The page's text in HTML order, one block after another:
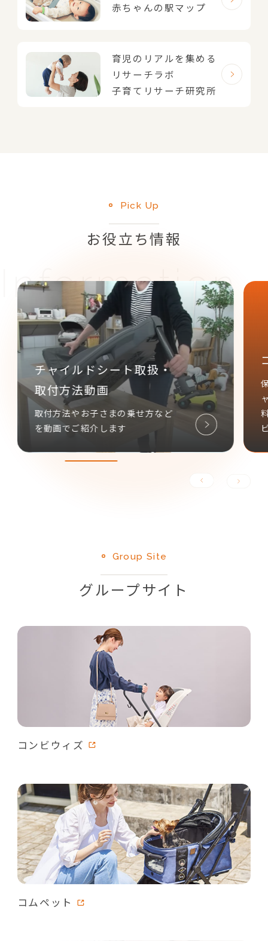
赤ちゃんの駅マップ
育児のリアルを集める
リサーチラボ
子育てリサーチ研究所
Pick Up
お役立ち情報
チャイルドシート取扱・
取付方法動画
取付方法やお子さまの乗せ方など
を動画でご紹介します
Group Site
グループサイト
コンビウィズ
コムペット